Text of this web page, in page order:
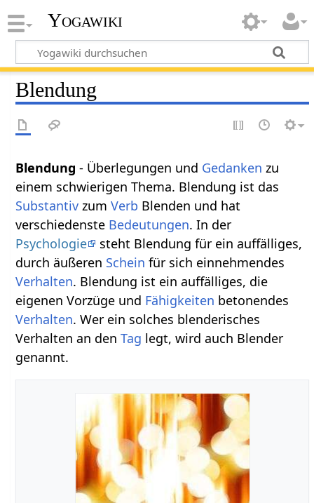
Yogawiki
Blendung
Blendung - Überlegungen und Gedanken zu
einem schwierigen Thema. Blendung ist das
Substantiv zumVerb Blenden und hat
verschiedenste Bedeutungen. In der
Psychologie
steht Blendung für ein auffälliges,
durch äußeren Schein für sich einnehmendes
Verhalten. Blendung ist ein auffälliges, die
eigenen Vorzüge und Fähigkeiten betonendes
Verhalten. Wer ein solches blenderisches
Verhalten an denTag legt, wird auch Blender
genannt.